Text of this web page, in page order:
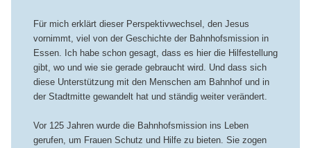
Für mich erklärt dieser Perspektivwechsel, den Jesus
vornimmt, viel von der Geschichte der Bahnhofsmission in
Essen. Ich habe schon gesagt, dass es hier die Hilfestellung
gibt, wo und wie sie gerade gebraucht wird. Und dass sich
diese Unterstützung mit den Menschen am Bahnhof und in
der Stadtmitte gewandelt hat und ständig weiter verändert.
Vor 125 Jahren wurde die Bahnhofsmission ins Leben
gerufen, um Frauen Schutz und Hilfe zu bieten. Sie zogen